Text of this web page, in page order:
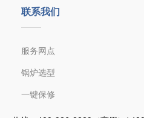
联系我们
服务网点
锅炉选型
一键保修